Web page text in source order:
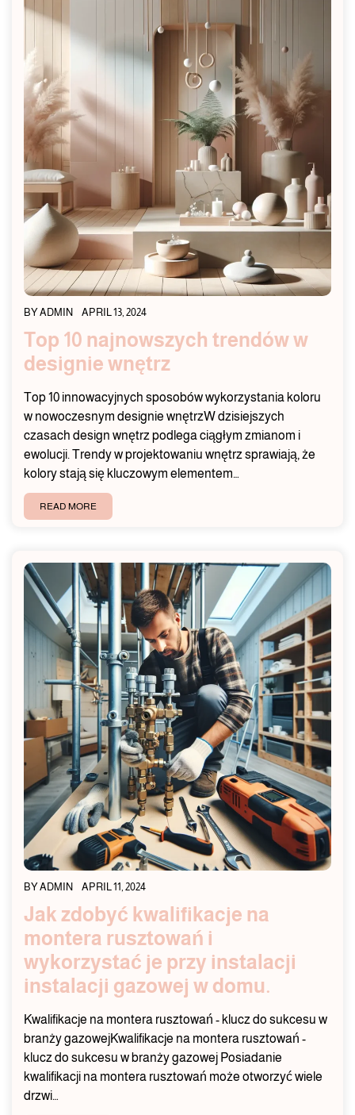
BYADMIN APRIL 13, 2024
Top 10 najnowszych trendów w
designie wnętrz
Top 10 innowacyjnych sposobów wykorzystania koloru
w nowoczesnym designie wnętrzW dzisiejszych
czasach design wnętrz podlega ciągłym zmianom i
ewolucji. Trendy w projektowaniu wnętrz sprawiają, że
kolory stają się kluczowym elementem…
READ MORE
BYADMIN APRIL 11, 2024
Jak zdobyć kwalifikacje na
montera rusztowań i
wykorzystać je przy instalacji
instalacji gazowej w domu.
Kwalifikacje na montera rusztowań - klucz do sukcesu w
branży gazowejKwalifikacje na montera rusztowań -
klucz do sukcesu w branży gazowej Posiadanie
kwalifikacji na montera rusztowań może otworzyć wiele
drzwi…